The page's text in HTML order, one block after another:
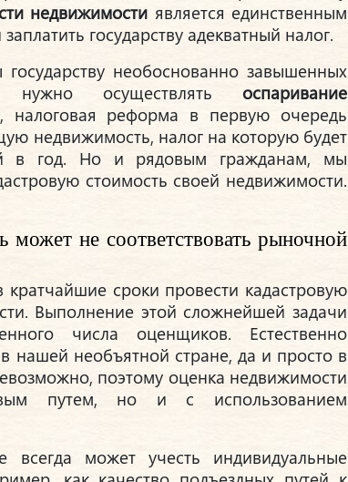
недвижимости является единственным
государству адекватный налог.
необоснованно завышенных
нужно осуществлять оспаривание
реформа в первую очередь
недвижимость, налог на которую будет
в год. Но и рядовым гражданам, мы
стоимость своей недвижимости.
может не соответствовать рыночной
кратчайшие сроки провести кадастровую
Выполнение этой сложнейшей задачи
числа оценщиков. Естественно
нашей необъятной стране, да и просто в
поэтому оценка недвижимости
путем, но и с использованием
всегда может учесть индивидуальные